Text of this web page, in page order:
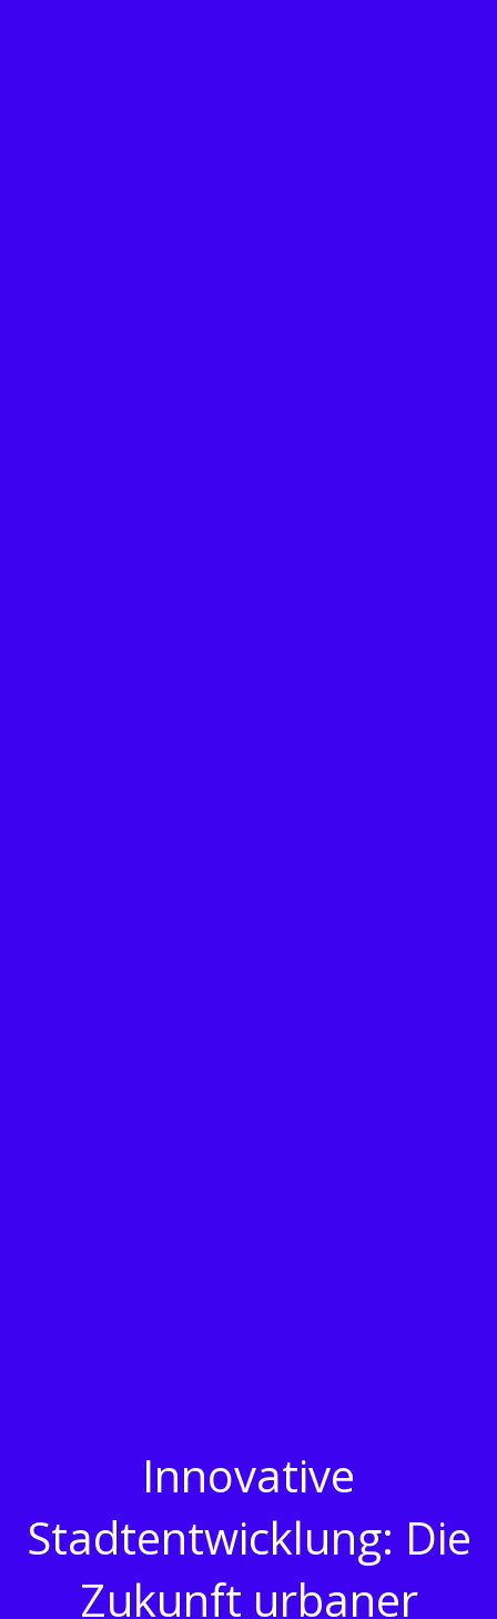
Innovative
Stadtentwicklung: Die
Zukunft urbaner